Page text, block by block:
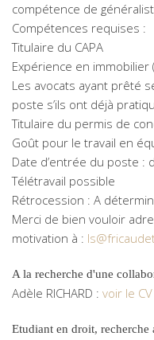
compétence de
Compétences requises :
Titulaire du CAPA
Expérience en immobilier
Les avocats ayant prêté
poste s’ils ont déjà
Titulaire du permis de
Goût pour le travail en
Date d’entrée du poste :
Télétravail possible
Rétrocession : A
Merci de bien vouloir
motivation à :
A la recherche d'une
Adèle RICHARD : voir le CV
Etudiant en droit, recherche